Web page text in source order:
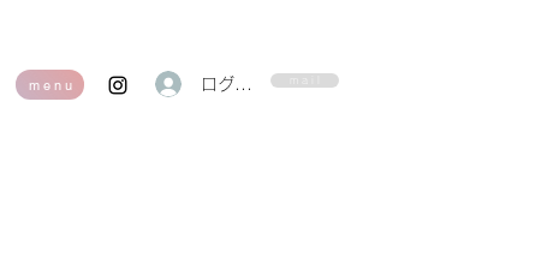
m e n u ログイン